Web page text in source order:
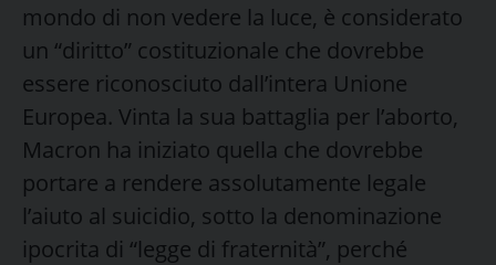
mondo di non vedere la luce, è considerato
un “diritto” costituzionale che dovrebbe
essere riconosciuto dall’intera Unione
Europea. Vinta la sua battaglia per l’aborto,
Macron ha iniziato quella che dovrebbe
portare a rendere assolutamente legale
l’aiuto al suicidio, sotto la denominazione
ipocrita di “legge di fraternità”, perché